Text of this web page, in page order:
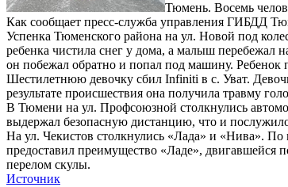
Тюмень. Восемь
Как сообщает пресс-служба управления ГИБДД
Успенка Тюменского района на ул. Новой под
ребенка чистила снег у дома, а малыш
он побежал обратно и попал под машину. Ребенок
Шестилетнюю девочку сбил Infiniti в с. Уват.
результате происшествия она получила травму
В Тюмени на ул. Профсоюзной столкнулись
выдержал безопасную дистанцию, что и
На ул. Чекистов столкнулись «Лада» и «Нива».
предоставил преимущество «Ладе», двигавшейся
перелом скулы.
Источник